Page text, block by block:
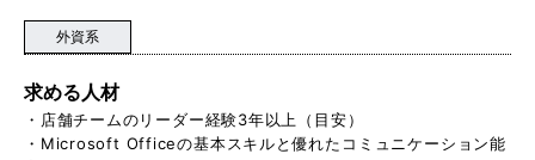
外資系
求める人材
・店舗チームのリーダー経験3年以上（目安）
・Microsoft Officeの基本スキルと優れたコミュニケーション能